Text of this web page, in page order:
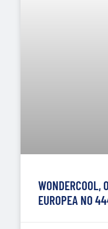
WONDERCOOL,
EUROPEA NO